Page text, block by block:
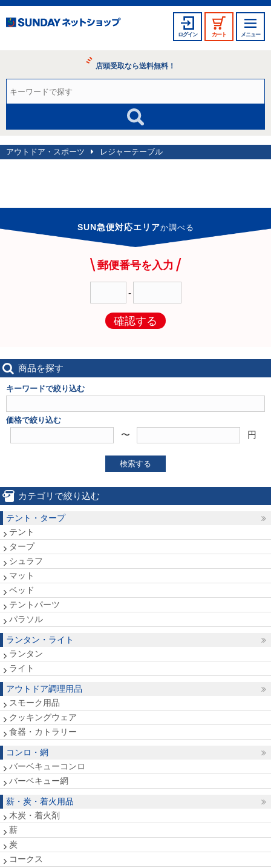
ログイン カート メニュー
店頭受取なら送料無料！
アウトドア・スポーツ レジャーテーブル
SUN急便対応エリアか調べる
郵便番号を入力
-
確認する
商品を探す
キーワードで絞り込む
価格で絞り込む
〜 円
検索する
カテゴリで絞り込む
テント・タープ
テント
タープ
シュラフ
マット
ベッド
テントパーツ
パラソル
ランタン・ライト
ランタン
ライト
アウトドア調理用品
スモーク用品
クッキングウェア
食器・カトラリー
コンロ・網
バーベキューコンロ
バーベキュー網
薪・炭・着火用品
木炭・着火剤
薪
炭
コークス